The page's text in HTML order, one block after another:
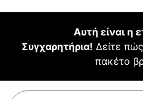
Αυτή είναι η
Συγχαρητήρια! Δείτε
πακέτο